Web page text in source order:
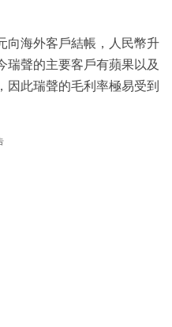
向海外客戶結帳，人民幣升
瑞聲的主要客戶有蘋果以及
因此瑞聲的毛利率極易受到